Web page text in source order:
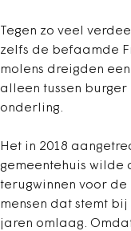
Tegen zo veel
zelfs de befaamde
molens dreigden
alleen tussen burger
onderling.
Het in 2018
gemeentehuis wilde
terugwinnen voor de
mensen dat stemt
jaren omlaag.